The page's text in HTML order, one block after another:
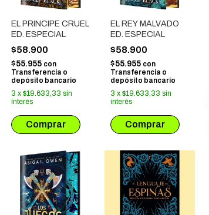
EL PRINCIPE CRUEL
ED. ESPECIAL
$58.900
$55.955 con
Transferencia o
depósito bancario
3 x $19.633,33 sin
interés
EL REY MALVADO
ED. ESPECIAL
$58.900
$55.955 con
Transferencia o
depósito bancario
3 x $19.633,33 sin
interés